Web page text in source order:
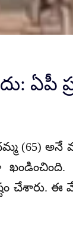
ఏపీ
(65) అనే
ఖండించింది.
చేశారు. ఈ